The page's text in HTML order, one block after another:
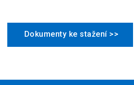
Dokumenty ke stažení >>